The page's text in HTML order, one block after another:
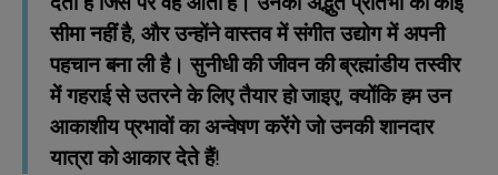
सीमा नहीं है, और उन्होंने वास्तव में संगीत उद्योग में अपनी
पहचान बना ली है। सुनीधी की जीवन की ब्रह्मांडीय तस्वीर
में गहराई से उतरने के लिए तैयार हो जाइए, क्योंकि हम उन
आकाशीय प्रभावों का अन्वेषण करेंगे जो उनकी शानदार
यात्रा को आकार देते हैं!